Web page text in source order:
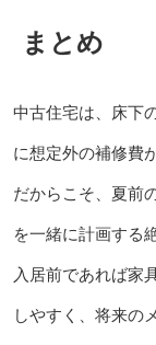
まとめ
中古住宅は、床下
に想定外の補修費
だからこそ、夏前
を一緒に計画する
入居前であれば家
しやすく、将来の